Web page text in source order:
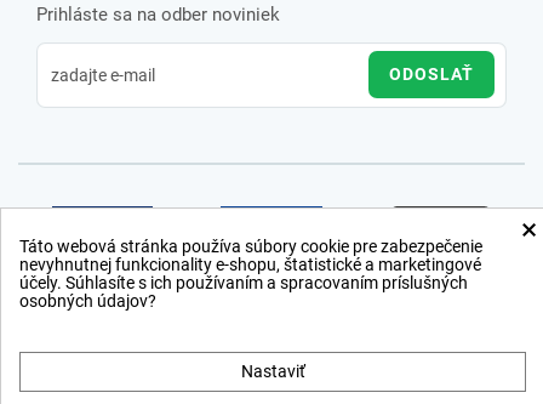
Prihláste sa na odber noviniek
ODOSLAŤ
×
Táto webová stránka používa súbory cookie pre zabezpečenie
nevyhnutnej funkcionality e-shopu, štatistické a marketingové
účely. Súhlasíte s ich používaním a spracovaním príslušných
osobných údajov?
Nastaviť